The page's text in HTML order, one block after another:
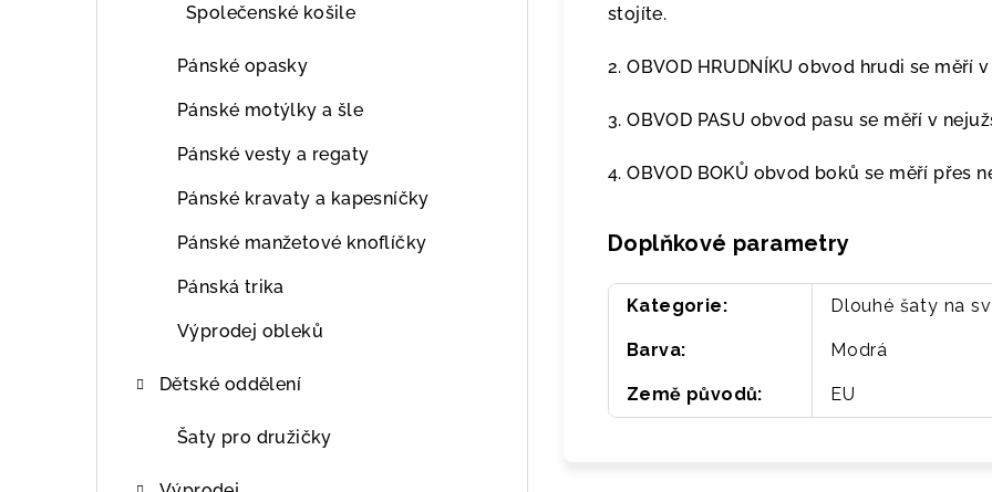
Společenské košile
Pánské opasky
Pánské motýlky a šle
Pánské vesty a regaty
Pánské kravaty a kapesníčky
Pánské manžetové knoflíčky
Pánská trika
Výprodej obleků
Dětské oddělení
Šaty pro družičky
stojíte.
2. OBVOD HRUDNÍKU obvod hrudi se měří
3. OBVOD PASU obvod pasu se měří v
4. OBVOD BOKŮ obvod boků se měří přes
Doplňkové parametry
Kategorie: Dlouhé šaty na
Barva: Modrá
Země původů: EU